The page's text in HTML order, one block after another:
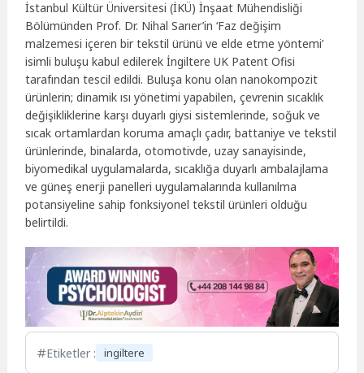
İstanbul Kültür Üniversitesi (İKÜ) İnşaat Mühendisliği
Bölümünden Prof. Dr. Nihal Sarıer’in ‘Faz değişim
malzemesi içeren bir tekstil ürünü ve elde etme yöntemi’
isimli buluşu kabul edilerek İngiltere UK Patent Ofisi
tarafından tescil edildi. Buluşa konu olan nanokompozit
ürünlerin; dinamik ısı yönetimi yapabilen, çevrenin sıcaklık
değişikliklerine karşı duyarlı giysi sistemlerinde, soğuk ve
sıcak ortamlardan koruma amaçlı çadır, battaniye ve tekstil
ürünlerinde, binalarda, otomotivde, uzay sanayisinde,
biyomedikal uygulamalarda, sıcaklığa duyarlı ambalajlama
ve güneş enerji panelleri uygulamalarında kullanılma
potansiyeline sahip fonksiyonel tekstil ürünleri olduğu
belirtildi.
Etiketler : ingiltere